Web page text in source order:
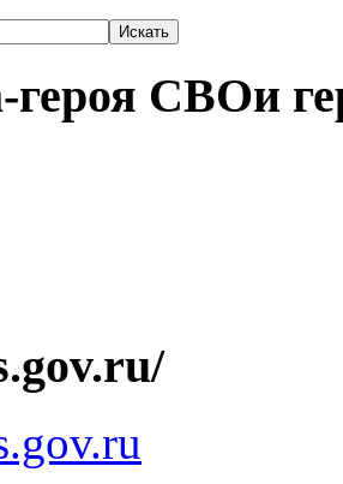
героя СВОи